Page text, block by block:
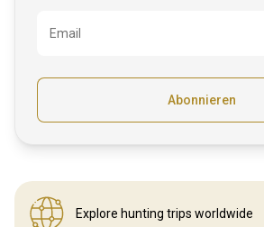
Email
Abonnieren
Explore hunting trips worldwide